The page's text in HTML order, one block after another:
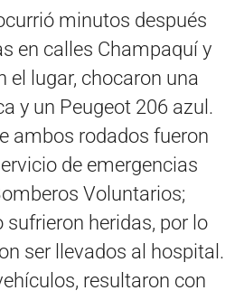
minutos después
en calles Champaquí y
el lugar, chocaron una
y un Peugeot 206 azul.
ambos rodados fueron
de emergencias
Voluntarios;
heridas, por lo
ser llevados al hospital.
resultaron con